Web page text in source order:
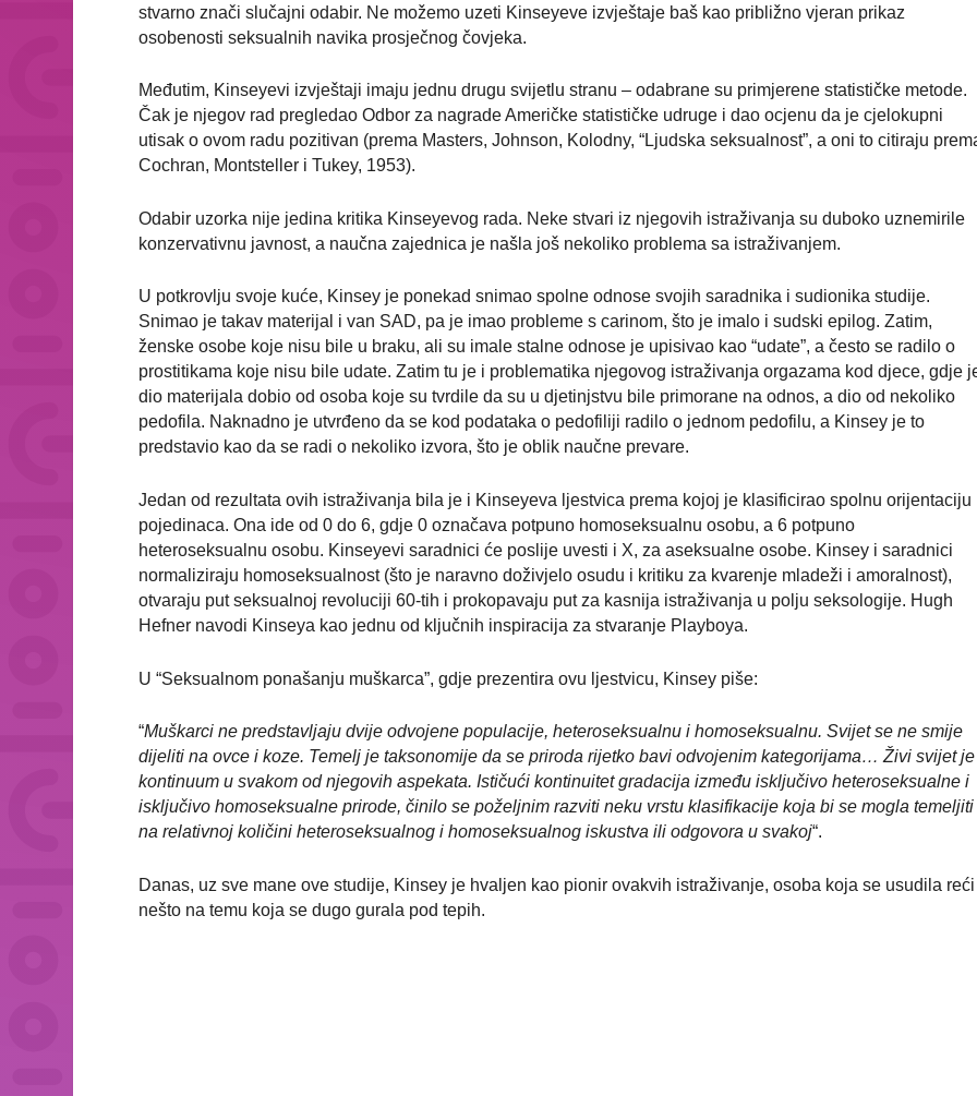
stvarno znači slučajni odabir. Ne možemo uzeti Kinseyeve izvještaje baš kao približno vjeran prikaz
osobenosti seksualnih navika prosječnog čovjeka.
Međutim, Kinseyevi izvještaji imaju jednu drugu svijetlu stranu – odabrane su primjerene statističke metode.
Čak je njegov rad pregledao Odbor za nagrade Američke statističke udruge i dao ocjenu da je cjelokupni
utisak o ovom radu pozitivan (prema Masters, Johnson, Kolodny, “Ljudska seksualnost”, a oni to citiraju
Cochran, Montsteller i Tukey, 1953).
Odabir uzorka nije jedina kritika Kinseyevog rada. Neke stvari iz njegovih istraživanja su duboko uznemirile
konzervativnu javnost, a naučna zajednica je našla još nekoliko problema sa istraživanjem.
U potkrovlju svoje kuće, Kinsey je ponekad snimao spolne odnose svojih saradnika i sudionika studije.
Snimao je takav materijal i van SAD, pa je imao probleme s carinom, što je imalo i sudski epilog. Zatim,
ženske osobe koje nisu bile u braku, ali su imale stalne odnose je upisivao kao “udate”, a često se radilo o
prostitikama koje nisu bile udate. Zatim tu je i problematika njegovog istraživanja orgazama kod djece, gdje
dio materijala dobio od osoba koje su tvrdile da su u djetinjstvu bile primorane na odnos, a dio od nekoliko
pedofila. Naknadno je utvrđeno da se kod podataka o pedofiliji radilo o jednom pedofilu, a Kinsey je to
predstavio kao da se radi o nekoliko izvora, što je oblik naučne prevare.
Jedan od rezultata ovih istraživanja bila je i Kinseyeva ljestvica prema kojoj je klasificirao spolnu orijentaciju
pojedinaca. Ona ide od 0 do 6, gdje 0 označava potpuno homoseksualnu osobu, a 6 potpuno
heteroseksualnu osobu. Kinseyevi saradnici će poslije uvesti i X, za aseksualne osobe. Kinsey i saradnici
normaliziraju homoseksualnost (što je naravno doživjelo osudu i kritiku za kvarenje mladeži i amoralnost),
otvaraju put seksualnoj revoluciji 60-tih i prokopavaju put za kasnija istraživanja u polju seksologije. Hugh
Hefner navodi Kinseya kao jednu od ključnih inspiracija za stvaranje Playboya.
U “Seksualnom ponašanju muškarca”, gdje prezentira ovu ljestvicu, Kinsey piše:
“Muškarci ne predstavljaju dvije odvojene populacije, heteroseksualnu i homoseksualnu. Svijet se ne smije
dijeliti na ovce i koze. Temelj je taksonomije da se priroda rijetko bavi odvojenim kategorijama… Živi svijet je
kontinuum u svakom od njegovih aspekata. Ističući kontinuitet gradacija između isključivo heteroseksualne i
isključivo homoseksualne prirode, činilo se poželjnim razviti neku vrstu klasifikacije koja bi se mogla temeljiti
na relativnoj količini heteroseksualnog i homoseksualnog iskustva ili odgovora u svakoj“.
Danas, uz sve mane ove studije, Kinsey je hvaljen kao pionir ovakvih istraživanje, osoba koja se usudila reći
nešto na temu koja se dugo gurala pod tepih.